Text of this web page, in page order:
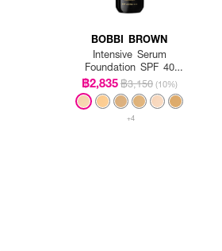
BOBBI BROWN
Intensive Serum
Foundation SPF 40
PA++++
฿2,835฿3,150 (10%)
+4